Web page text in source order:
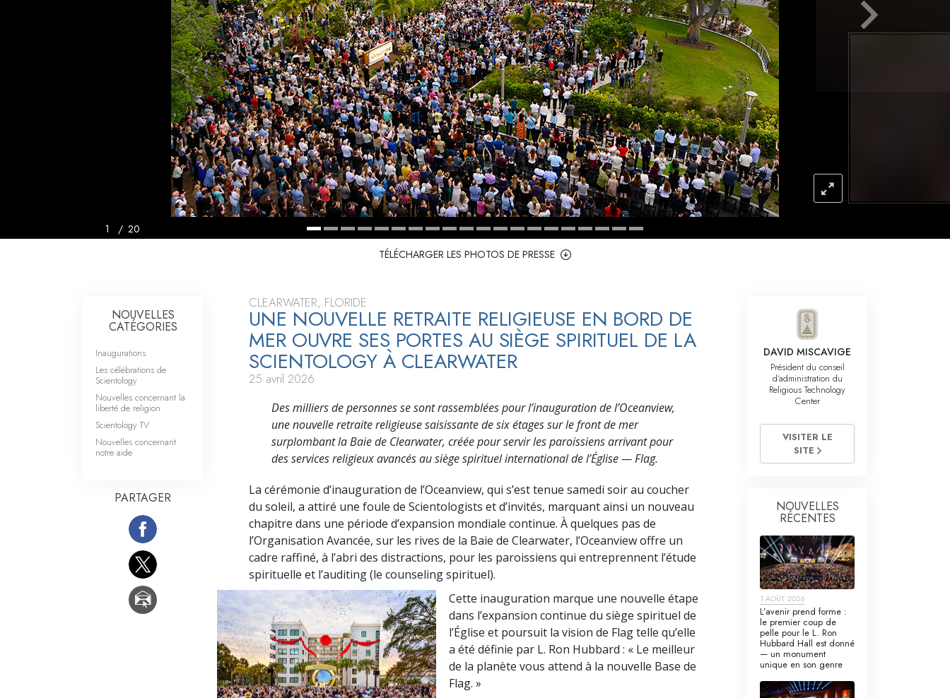
Qu’est-ce que la grandeur ? L’échelle des tons émotionnels
Réponses aux drogues
Les enfants
Des outils pour le monde du travail
L’éthique et les conditions
La raison de l’oppression
Les investigations
Les fondements de l’organisation
1 / 20
TÉLÉCHARGER LES PHOTOS DE PRESSE
CLEARWATER, FLORIDE
UNE NOUVELLE RETRAITE RELIGIEUSE EN BORD DE
MER OUVRE SES PORTES AU SIÈGE SPIRITUEL DE LA
SCIENTOLOGY À CLEARWATER
25 avril 2026
Des milliers de personnes se sont rassemblées pour l’inauguration de l’Oceanview,
une nouvelle retraite religieuse saisissante de six étages sur le front de mer
surplombant la Baie de Clearwater, créée pour servir les paroissiens arrivant pour
des services religieux avancés au siège spirituel international de l’Église — Flag.
La cérémonie d’inauguration de l’Oceanview, qui s’est tenue samedi soir au coucher
du soleil, a attiré une foule de Scientologists et d’invités, marquant ainsi un nouveau
chapitre dans une période d’expansion mondiale continue. À quelques pas de
l’Organisation Avancée, sur les rives de la Baie de Clearwater, l’Oceanview offre un
cadre raffiné, à l’abri des distractions, pour les paroissiens qui entreprennent l’étude
spirituelle et l’auditing (le counseling spirituel).
Cette inauguration marque une nouvelle étape
dans l’expansion continue du siège spirituel de
l’Église et poursuit la vision de Flag telle qu’elle
a été définie par L. Ron Hubbard : « Le meilleur
de la planète vous attend à la nouvelle Base de
Flag. »
NOUVELLES
CATÉGORIES
Inaugurations
Les célébrations de
Scientology
Nouvelles concernant la
liberté de religion
Scientology TV
Nouvelles concernant
notre aide
PARTAGER
DAVID MISCAVIGE
Président du conseil
d’administration du
Religious Technology
Center
VISITER LE
SITE
NOUVELLES
RÉCENTES
1 AOÛT 2026
L’avenir prend forme :
le premier coup de
pelle pour le L. Ron
Hubbard Hall est donné
— un monument
unique en son genre